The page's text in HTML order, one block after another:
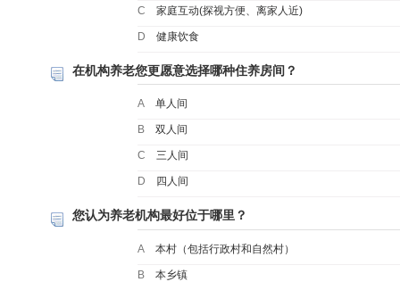
C 家庭互动(探视方便、离家人近)
D 健康饮食
在机构养老您更愿意选择哪种住养房间？
A 单人间
B 双人间
C 三人间
D 四人间
您认为养老机构最好位于哪里？
A 本村（包括行政村和自然村）
B 本乡镇